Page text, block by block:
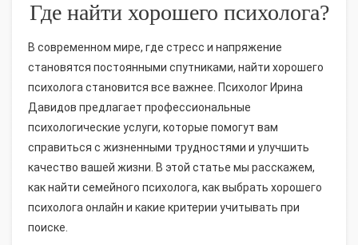
Где найти хорошего психолога?
В современном мире, где стресс и напряжение
становятся постоянными спутниками, найти хорошего
психолога становится все важнее. Психолог Ирина
Давидов предлагает профессиональные
психологические услуги, которые помогут вам
справиться с жизненными трудностями и улучшить
качество вашей жизни. В этой статье мы расскажем,
как найти семейного психолога, как выбрать хорошего
психолога онлайн и какие критерии учитывать при
поиске.